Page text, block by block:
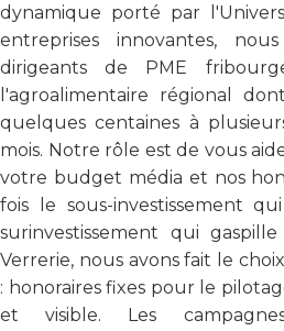
dynamique porté par
entreprises innovantes,
dirigeants de PME
l'agroalimentaire régional
quelques centaines à
mois. Notre rôle est de vous
votre budget média et nos
fois le sous-investissement
surinvestissement qui
Verrerie, nous avons fait le
: honoraires fixes pour le
et visible. Les